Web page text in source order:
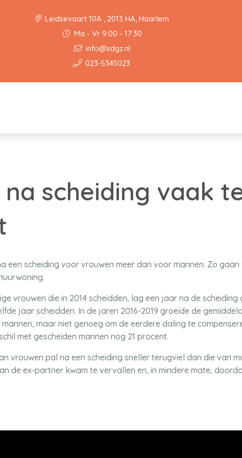
Leidsevaart 10A , 2013 HA, Haarlem
Ma - Vr 9:00 - 17:30
info@sdgz.nl
023-5345023
scheiding vaak
een scheiding voor vrouwen meer dan voor mannen. Zo
vrouwen die in 2014 scheidden, lag een jaar na de scheiding
jaar scheidden. In de jaren 2016-2019 groeide de
maar niet genoeg om de eerdere daling te
met gescheiden mannen nog 21 procent.
vrouwen pal na een scheiding sneller terugviel dan die van
de ex-partner kwam te vervallen en, in mindere mate,